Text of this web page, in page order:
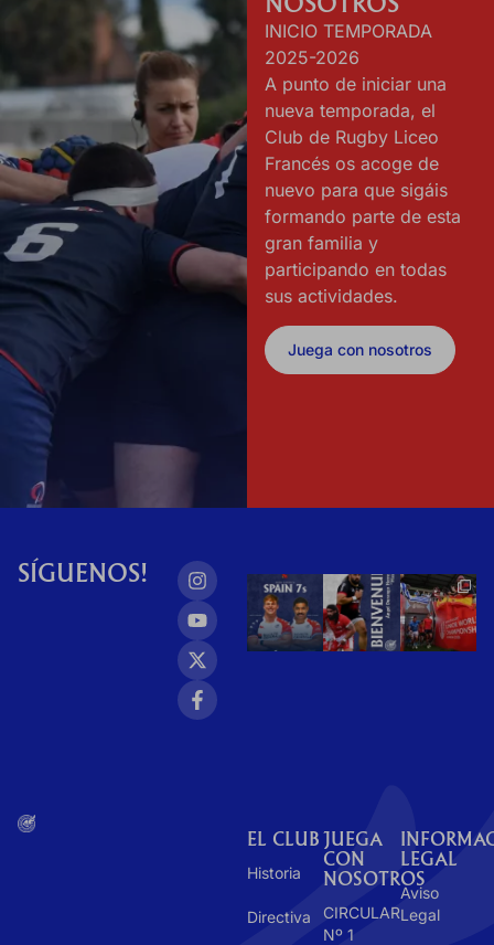
INICIO TEMPORADA
2025-2026
A punto de iniciar una
nueva temporada, el
Club de Rugby Liceo
Francés os acoge de
nuevo para que sigáis
formando parte de esta
gran familia y
participando en todas
sus actividades.
Juega con nosotros
SÍGUENOS!
EL CLUB
Historia
Directiva
JUEGA
CON
NOSOTROS
CIRCULAR
Nº 1
LEGAL
Aviso
Legal